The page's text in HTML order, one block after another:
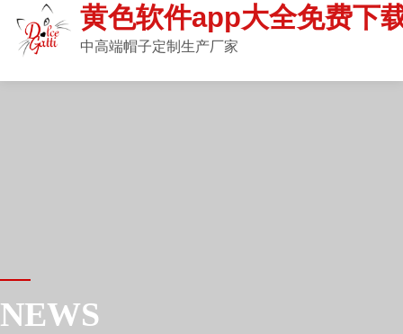
黄色软件app大全免费下
中高端帽子定制生产厂家
NEWS